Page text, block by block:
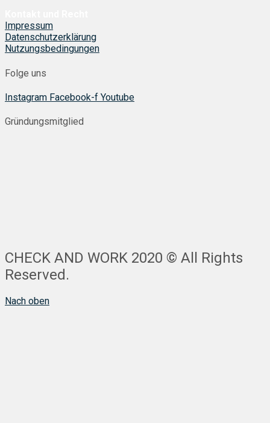
Impressum
Datenschutzerklärung
Nutzungsbedingungen
Folge uns
Instagram Facebook-f Youtube
Gründungsmitglied
CHECK AND WORK 2020 © All Rights
Reserved.
Nach oben